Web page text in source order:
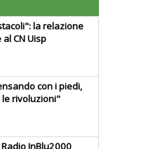
la relazione
CN Uisp
con i piedi,
rivoluzioni"
InBlu2000